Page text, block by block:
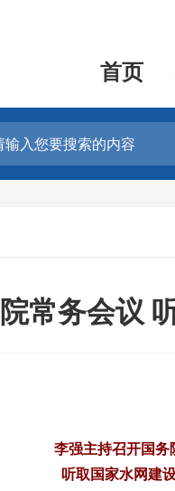
首页
常务会议
李强主持召开国务
听取国家水网建